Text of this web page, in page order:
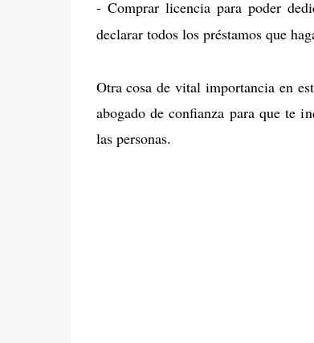
- Comprar licencia para poder
declarar todos los préstamos que
Otra cosa de vital importancia en
abogado de confianza para que te
las personas.